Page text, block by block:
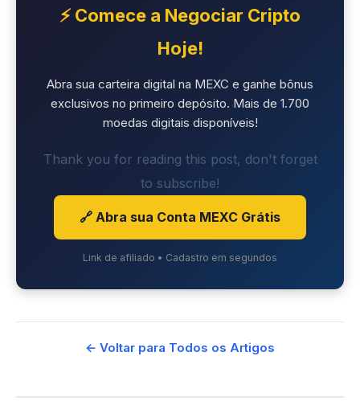
⚡ Comece a Negociar Cripto
Hoje!
Abra sua carteira digital na MEXC e ganhe bônus
exclusivos no primeiro depósito. Mais de 1.700
moedas digitais disponíveis!
Thank you for reading this post, don't forget
to subscribe!
🔗 Abra sua Conta MEXC Grátis
Link de afiliado • Cadastro em segundos
← Voltar para Todos os Artigos